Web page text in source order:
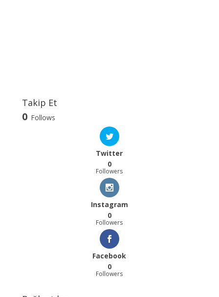
Takip Et
0 Follows
Twitter
0
Followers
Instagram
0
Followers
Facebook
0
Followers